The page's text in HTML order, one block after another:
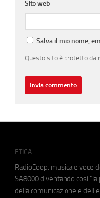
Sito web
Salva il mio nome,
Questo sito è protetto da
ETICA
RadioCoop, musica e voce
SA8000 diventando così
della comunicazione e